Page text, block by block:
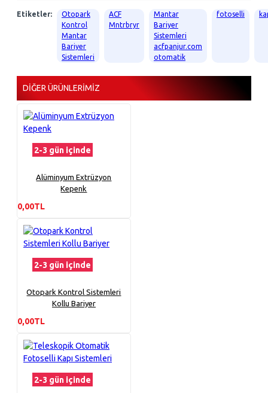
Etiketler:
Otopark
Kontrol
Mantar
Bariyer
Sistemleri
ACF
Mntrbryr
Mantar
Bariyer
Sistemleri
acfpanjur.com
otomatik
fotoselli
DIĞER ÜRÜNLERIMIZ
2-3 gün içinde
Alüminyum Extrüzyon
Kepenk
0,00TL
2-3 gün içinde
Otopark Kontrol Sistemleri
Kollu Bariyer
0,00TL
2-3 gün içinde